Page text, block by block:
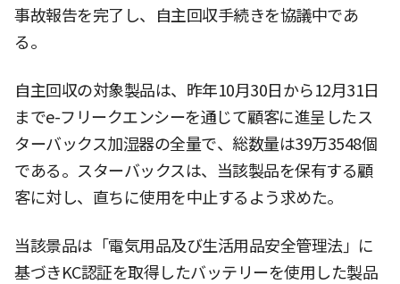
事故報告を完了し、自主回収手続きを協議中であ
る。
自主回収の対象製品は、昨年10月30日から12月31日
までe-フリークエンシーを通じて顧客に進呈したス
ターバックス加湿器の全量で、総数量は39万3548個
である。スターバックスは、当該製品を保有する顧
客に対し、直ちに使用を中止するよう求めた。
当該景品は「電気用品及び生活用品安全管理法」に
基づきKC認証を取得したバッテリーを使用した製品